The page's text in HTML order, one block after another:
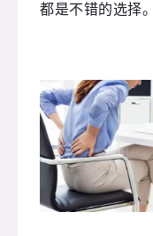
都是不错的选择。